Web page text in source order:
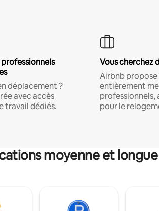
déplacement ?
avec accès
travail dédiés.
Vous cherchez
Airbnb
entièrement
professionnels,
pour le
moyenne et